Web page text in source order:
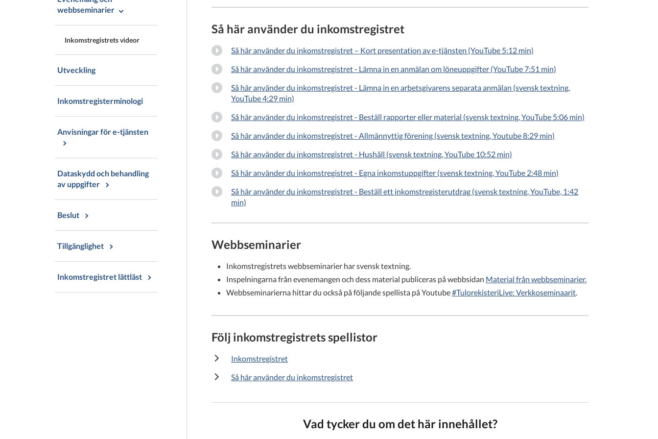
webbseminarier
Inkomstregistrets videor
Utveckling
Inkomstregisterminologi
Anvisningar för e-tjänsten
Dataskydd och behandling
av uppgifter
Beslut
Tillgänglighet
Inkomstregistret lättläst
Så här använder du inkomstregistret
Så här använder du inkomstregistret – Kort presentation av e-tjänsten (YouTube 5:12 min)
Så här använder du inkomstregistret - Lämna in en anmälan om löneuppgifter (YouTube 7:51 min)
Så här använder du inkomstregistret - Lämna in en arbetsgivarens separata anmälan (svensk textning,
YouTube 4:29 min)
Så här använder du inkomstregistret - Beställ rapporter eller material (svensk textning, YouTube 5:06 min)
Så här använder du inkomstregistret - Allmännyttig förening (svensk textning, Youtube 8:29 min)
Så här använder du inkomstregistret - Hushåll (svensk textning, YouTube 10:52 min)
Så här använder du inkomstregistret - Egna inkomstuppgifter (svensk textning, YouTube 2:48 min)
Så här använder du inkomstregistret - Beställ ett inkomstregisterutdrag (svensk textning, YouTube, 1:42
min)
Webbseminarier
Inkomstregistrets webbseminarier har svensk textning.
Inspelningarna från evenemangen och dess material publiceras på webbsidan Material från webbseminarier.
Webbseminarierna hittar du också på följande spellista på Youtube#TulorekisteriLive: Verkkoseminaarit
Följ inkomstregistrets spellistor
Inkomstregistret
Så här använder du inkomstregistret
Vad tycker du om det här innehållet?